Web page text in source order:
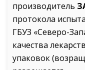
производитель
протокола
ГБУЗ «Северо-
качества
упаковок